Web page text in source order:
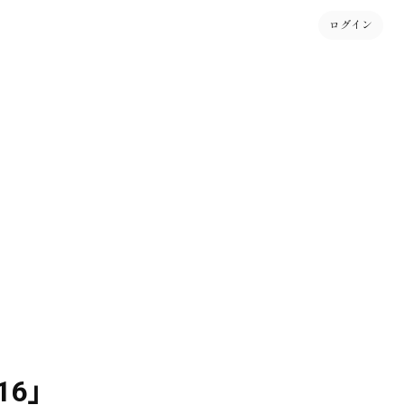
ログイン
」